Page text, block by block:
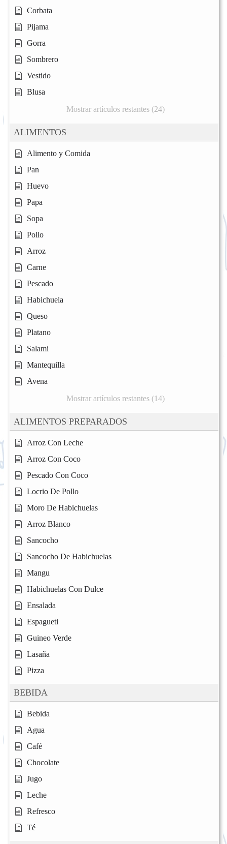
Corbata
Pijama
Gorra
Sombrero
Vestido
Blusa
Mostrar artículos restantes (24)
ALIMENTOS
Alimento y Comida
Pan
Huevo
Papa
Sopa
Pollo
Arroz
Carne
Pescado
Habichuela
Queso
Platano
Salami
Mantequilla
Avena
Mostrar artículos restantes (14)
ALIMENTOS PREPARADOS
Arroz Con Leche
Arroz Con Coco
Pescado Con Coco
Locrio De Pollo
Moro De Habichuelas
Arroz Blanco
Sancocho
Sancocho De Habichuelas
Mangu
Habichuelas Con Dulce
Ensalada
Espagueti
Guineo Verde
Lasaña
Pizza
BEBIDA
Bebida
Agua
Café
Chocolate
Jugo
Leche
Refresco
Té